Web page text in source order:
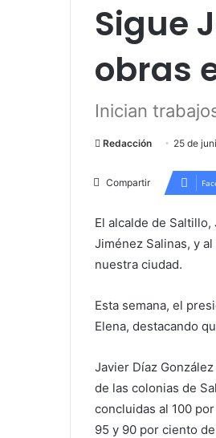
Sigue
obras
Inician
Redacción 25 de
Compartir
El alcalde de
Jiménez Salinas, y
nuestra ciudad.
Esta semana, el
Elena, destacando
Javier Díaz
de las colonias de
concluidas al 100
95 y 90 por ciento